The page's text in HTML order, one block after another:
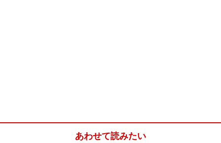
あわせて読みたい